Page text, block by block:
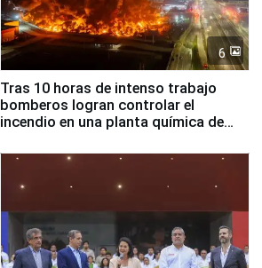
6
Tras 10 horas de intenso trabajo
bomberos logran controlar el
incendio en una planta química de